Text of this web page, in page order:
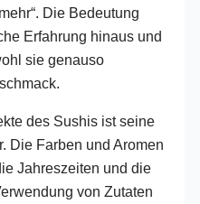
Die Bedeutung
Erfahrung hinaus und
sie genauso
des Sushis ist seine
Die Farben und Aromen
Jahreszeiten und die
von Zutaten